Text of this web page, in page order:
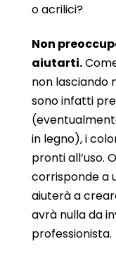
o acrilici?
Non
aiutarti.
non lasciando
sono infatti
in legno), i
pronti all’uso.
corrisponde a
aiuterà a
avrà nulla da
professionista.